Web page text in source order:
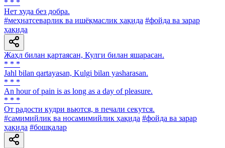
* * *
Нет худа без добра.
#меҳнатсеварлик ва ишёқмаслик ҳақида #фойда ва зарар
ҳақида
Жаҳл билан қартаясан, Кулги билан яшарасан.
* * *
Jahl bilan qartayasan, Kulgi bilan yasharasan.
* * *
An hour of pain is as long as a day of pleasure.
* * *
От радости кудри вьются, в печали секутся.
#самимийлик ва носамимийлик ҳақида #фойда ва зарар
ҳақида #бошқалар